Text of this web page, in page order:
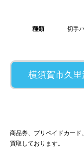
種類 切手
横須賀市久
商品券、プリペイドカー
買取しております。